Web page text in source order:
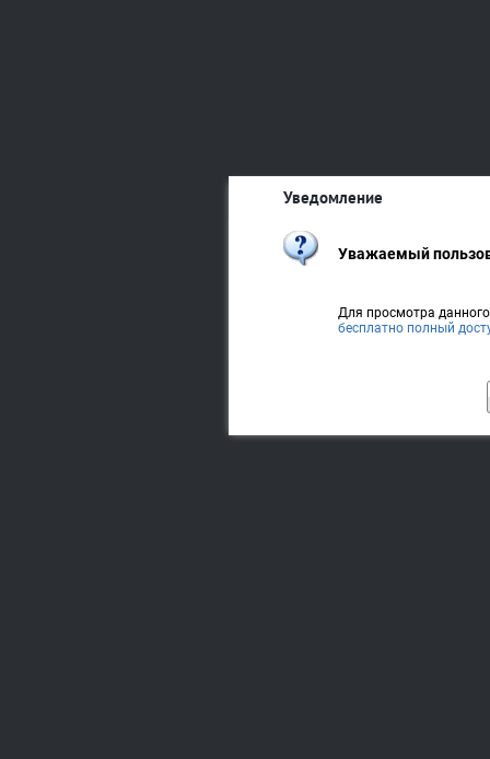
Уведомление
Уважаемый
Для просмотра
бесплатно полный